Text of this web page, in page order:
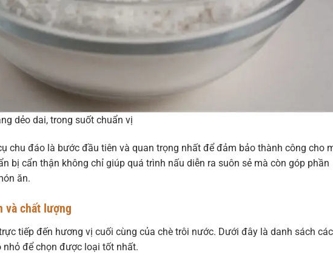
dẻo dai, trong suốt chuẩn vị
chu đáo là bước đầu tiên và quan trọng nhất để đảm bảo thành công cho
bị cẩn thận không chỉ giúp quá trình nấu diễn ra suôn sẻ mà còn góp phần
ăn.
và chất lượng
tiếp đến hương vị cuối cùng của chè trôi nước. Dưới đây là danh sách các
để chọn được loại tốt nhất.